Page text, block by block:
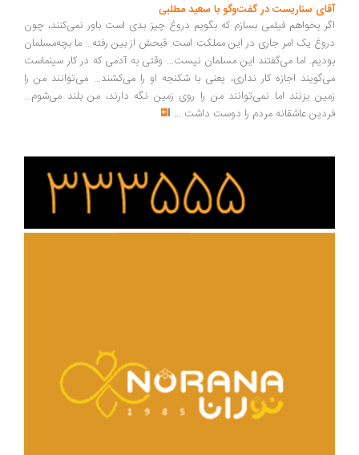
سناریست در گفت‌وگو با سعید مطلبی
بخواهم فیلمی بسازم که بگویم دروغ چیز بدی است باور نمی‌کنند، چون
یک امر جاری در این مملکت است. قبحش از بین رفته... ما بچه‌مسلمان
اما می‌گفتند این مسلمان نیست... وقتی به آدمی که در کار سینماست
اجازه کار نداری، یعنی با شکنجه او را می‌کشند... می‌توانند من را
بزنند اما نمی‌توانند من را روی زمین نگه دارند، من بلند می‌شوم...
عاشقانه مردم را دوست داشت ...